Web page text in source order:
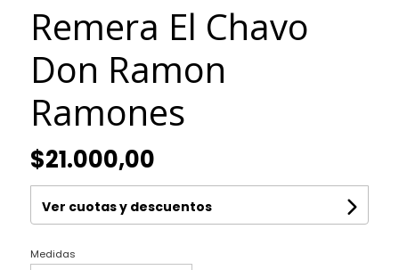
Remera El Chavo
Don Ramon
Ramones
$21.000,00
Ver cuotas y descuentos
Medidas